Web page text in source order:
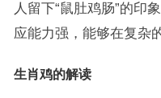
人留下“鼠肚鸡肠”的印
应能力强，能够在复杂
生肖鸡的解读